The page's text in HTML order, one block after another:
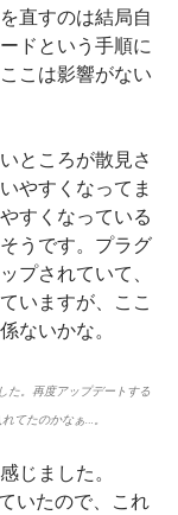
直すのは結局自
ドという手順に
こは影響がない
ところが散見さ
やすくなってま
すくなっている
うです。プラグ
プされていて、
いますが、ここ
ないかな。
た。再度アップデートする
てたのかなぁ…。
じました。
いたので、これ